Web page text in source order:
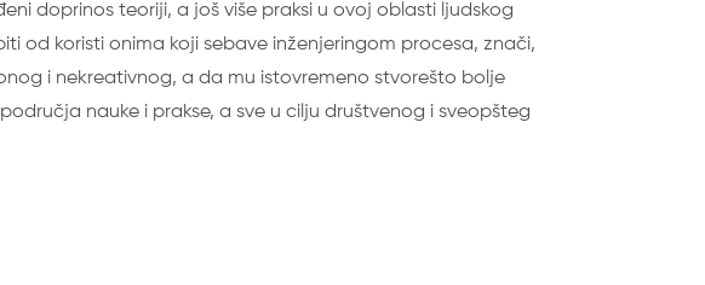
doprinos teoriji, a još više praksi u ovoj oblasti ljudskog
od koristi onima koji sebave inženjeringom procesa, znači,
i nekreativnog, a da mu istovremeno stvorešto bolje
nauke i prakse, a sve u cilju društvenog i sveopšteg